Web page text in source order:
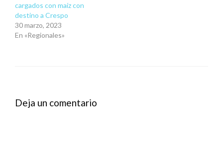
cargados con maíz con
destino a Crespo
30 marzo, 2023
En «Regionales»
Deja un comentario